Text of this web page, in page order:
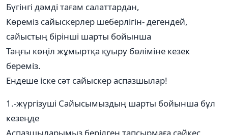
Бүгінгі дәмді тағам салаттардан,
Көреміз сайыскерлер шеберлігін- дегендей,
сайыстың бірінші шарты бойынша
Таңғы көңіл жұмыртқа қуыру бөліміне кезек
береміз.
Ендеше іске сәт сайыскер аспазшылар!
1.-жүргізуші Сайысымыздың шарты бойынша бұл
кезеңде
Аспазшыларымыз берілген тапсырмаға сәйкес